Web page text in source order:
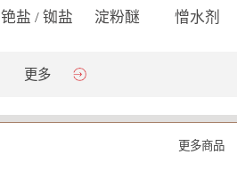
铯盐 / 铷盐 淀粉醚 憎水剂
更多
更多商品